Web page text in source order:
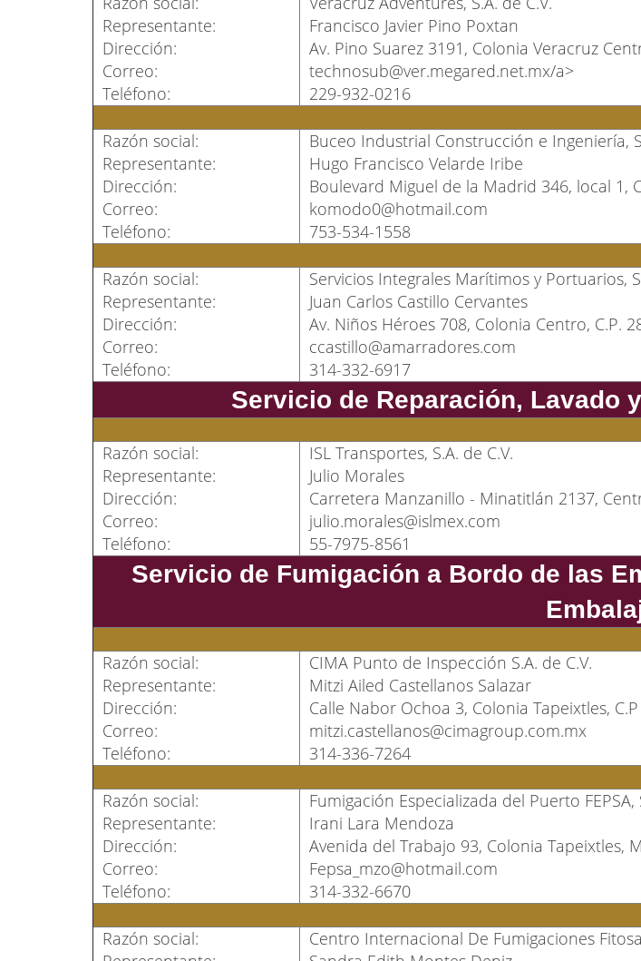
Representante:
Dirección:
Correo:
Teléfono:
Francisco Javier Pino Poxtan
Av. Pino Suarez 3191, Colonia Veracruz
technosub@ver.megared.net.mx/a>
229-932-0216
Razón social:
Representante:
Dirección:
Correo:
Teléfono:
Buceo Industrial Construcción e Ingeniería,
Hugo Francisco Velarde Iribe
Boulevard Miguel de la Madrid 346, local 1,
komodo0@hotmail.com
753-534-1558
Razón social:
Representante:
Dirección:
Correo:
Teléfono:
Servicios Integrales Marítimos y Portuarios,
Juan Carlos Castillo Cervantes
Av. Niños Héroes 708, Colonia Centro, C.P.
ccastillo@amarradores.com
314-332-6917
Servicio de Reparación, Lavado
Razón social:
Representante:
Dirección:
Correo:
Teléfono:
ISL Transportes, S.A. de C.V.
Julio Morales
Carretera Manzanillo - Minatitlán 2137,
julio.morales@islmex.com
55-7975-8561
Servicio de Fumigación a Bordo de las
Razón social:
Representante:
Dirección:
Correo:
Teléfono:
CIMA Punto de Inspección S.A. de C.V.
Mitzi Ailed Castellanos Salazar
Calle Nabor Ochoa 3, Colonia Tapeixtles,
mitzi.castellanos@cimagroup.com.mx
314-336-7264
Razón social:
Representante:
Dirección:
Correo:
Teléfono:
Fumigación Especializada del Puerto FEPSA,
Irani Lara Mendoza
Avenida del Trabajo 93, Colonia Tapeixtles,
Fepsa_mzo@hotmail.com
314-332-6670
Razón social:
Centro Internacional De Fumigaciones